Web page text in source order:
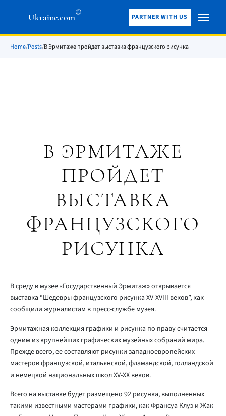
Ukraine.com® PARTNER WITH US
Home/Posts/В Эрмитаже пройдет выставка французского рисунка
В ЭРМИТАЖЕ
ПРОЙДЕТ
ВЫСТАВКА
ФРАНЦУЗСКОГО
РИСУНКА
В среду в музее «Государственный Эрмитаж» открывается
выставка “Шедевры французского рисунка XV-XVIII веков”, как
сообщили журналистам в пресс-службе музея.
Эрмитажная коллекция графики и рисунка по праву считается
одним из крупнейших графических музейных собраний мира.
Прежде всего, ее составляют рисунки западноевропейских
мастеров французской, итальянской, фламандской, голландской
и немецкой национальных школ XV-ХХ веков.
Всего на выставке будет размещено 92 рисунка, выполненных
такими известными мастерами графики, как Франсуа Клуэ и Жак